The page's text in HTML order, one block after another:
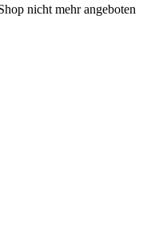
nicht mehr angeboten